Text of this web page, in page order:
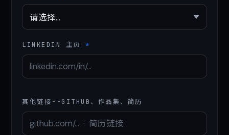
LINKEDIN 主页 *
其他链接--GITHUB、作品集、简历